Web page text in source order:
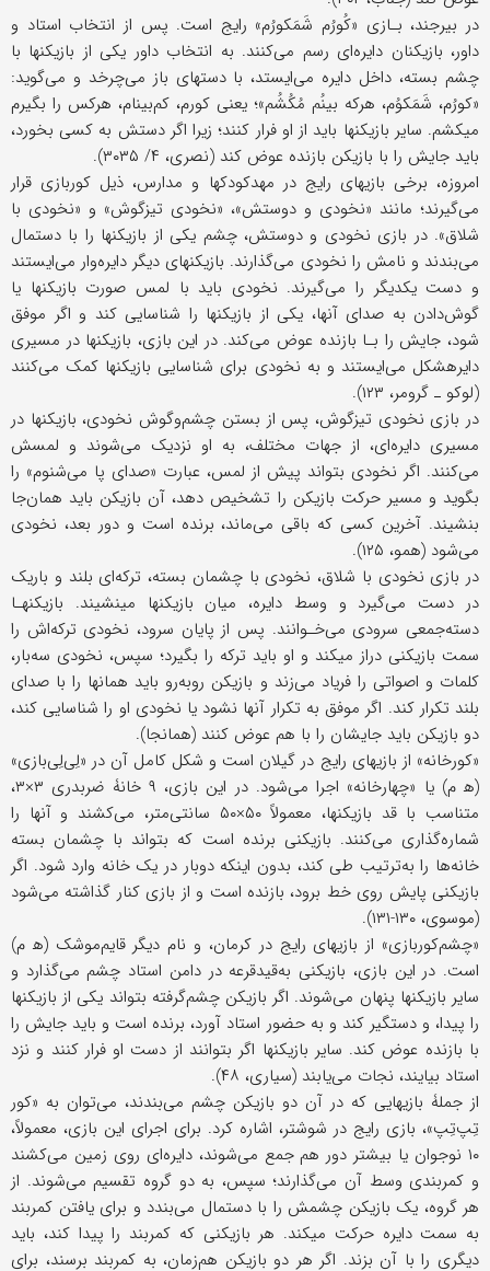
در بیرجند، بـازی «کُورُم شَمَکورُم» رایج است. پس از انتخاب استاد و
داور، بازیکنان دایره‌ای رسم می‌کنند. به انتخاب داور یکی از بازیکنها با
چشم بسته، داخل دایره می‌ایستد، با دستهای باز می‌چرخد و می‌گوید:
«کورُم، شَمَکوُم، هرکه بینُم مُکُشُم»؛ یعنی کورم، کم‌بینام، هرکس را بگیرم
می‎کشم. سایر بازیکنها باید از او فرار کنند؛ زیرا اگر دستش به کسی بخورد،
باید جایش را با بازیکن بازنده عوض کند (نصری، ۴/ ۳۰۳۵).
امروزه، برخی بازیهای رایج در مهدکودکها و مدارس، ذیل کوربازی قرار
می‌گیرند؛ مانند «نخودی و دوستش»، «نخودی تیزگوش» و «نخودی با
شلاق». در بازی نخودی و دوستش، چشم یکی از بازیکنها را با دستمال
می‌بندند و نامش را نخودی می‌‌گذارند. بازیکنهای دیگر دایره‌وار می‌ایستند
و دست‌ یکدیگر را می‌گیرند. نخودی باید با لمس صورت بازیکنها یا
گوش‌دادن به صدای آنها، یکی از بازیکنها را شناسایی کند و اگر موفق
شود، جایش را بـا بازنده عوض می‌کند. در این بازی، بازیکنها در مسیری
دایره‎شکل می‌ایستند و به نخودی برای شناسایی بازیکنها کمک می‌کنند
(لوکو ـ گرومر، ۱۲۳).
در بازی نخودی تیزگوش، پس از بستن چشم‌وگوش نخودی، بازیکنها در
مسیری دایره‌ای، از جهات مختلف، به او نزدیک می‌شوند و لمسش
می‌کنند. اگر نخودی بتواند پیش از لمس، عبارت «صدای پا می‌‌شنوم» را
بگوید و مسیر حرکت بازیکن را تشخیص دهد، آن بازیکن باید همان‌جا
بنشیند. آخرین کسی که باقی می‌ماند، برنده است و دور بعد، نخودی
می‌شود (همو، ۱۲۵).
در بازی نخودی با شلاق، نخودی با چشمان بسته، ترکه‌ای بلند و باریک
در دست می‌گیرد و وسط دایره، میان بازیکنها می‎‎نشیند. بازیکنهـا
دسته‌جمعی سرودی می‌خـوانند. پس از پایان سرود، نخودی ترکه‌اش را
سمت بازیکنی دراز می‎کند و او باید ترکه را بگیرد؛ سپس، نخودی سه‌بار،
کلمات و اصواتی را فریاد می‌زند و بازیکن روبه‌رو باید همانها را با صدای
بلند تکرار کند. اگر موفق به تکرار آنها نشود یا نخودی او را شناسایی کند،
دو بازیکن باید جایشان را با هم عوض کنند (همانجا).
«کورخانه» از بازیهای رایج در گیلان است و شکل کامل آن در «لِی‌لِی‌بازی»
(ه‍ م) یا «چهارخانه» اجرا می‌شود. در این بازی، ۹ خانۀ ضربدری ۳×۳،
متناسب با قد بازیکنها، معمولاً ۵۰×۵۰ سانتی‌متر، می‌کشند و آنها را
شماره‌گذاری می‌کنند. بازیکنی برنده است که بتواند با چشمان بسته
خانه‌ها را به‌ترتیب طی کند، بدون اینکه دوبار در یک خانه وارد شود. اگر
بازیکنی پایش روی خط برود، بازنده است و از بازی کنار گذاشته می‌شود
(موسوی، ۱۳۰-۱۳۱).
«چشم‌کوربازی» از بازیهای رایج در کرمان، و نام دیگر قایم‌موشک (ه‍ م)
است. در این بازی، بازیکنی به‌قیدقرعه در دامن استاد چشم می‌گذارد و
سایر بازیکنها پنهان می‌شوند. اگر بازیکن چشم‌گرفته بتواند یکی از بازیکنها
را پیدا، و دستگیر کند و به حضور استاد آورد، برنده است و باید جایش را
با بازنده عوض کند‎. سایر بازیکنها اگر بتوانند از دست او فرار کنند و نزد
استاد بیایند، نجات می‌یابند (سیاری، ۴۸).
از جملۀ بازیهایی که در آن دو بازیکن چشم می‌بندند، می‌توان به «کور
تِپ‌تِپ»، بازی رایج در شوشتر، اشاره کرد. برای اجرای این بازی، معمولاً،
۱۰ نوجوان یا بیشتر دور هم جمع می‌شوند، دایره‌ای روی زمین می‌کشند
و کمربندی وسط آن می‌گذارند؛ سپس، به دو گروه تقسیم می‌شوند. از
هر گروه، یک بازیکن چشمش را با دستمال می‌بندد و برای یافتن کمربند
به سمت دایره حرکت می‎کند. هر بازیکنی که کمربند را پیدا کند، باید
دیگری را با آن بزند. اگر هر دو بازیکن هم‌زمان، به کمربند برسند، برای